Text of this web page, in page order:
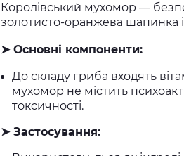
Королівський мухомор —
золотисто-оранжева шапинка
➤ Основні компоненти:
До складу гриба входять
мухомор не містить
токсичності.
➤ Застосування: